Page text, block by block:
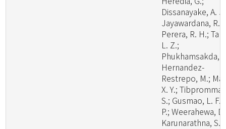
Dissanayake, A.
Jayawardana, R.
Perera, R. H.;
L. Z.;
Phukhamsakda,
Hernandez-
Restrepo, M.; Ma,
X. Y.; Tibpromma,
S.; Gusmao, L. F.
P.; Weerahewa,
Karunarathna, S.